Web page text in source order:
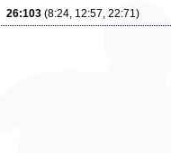
26:103 (8:24, 12:57, 22:71)